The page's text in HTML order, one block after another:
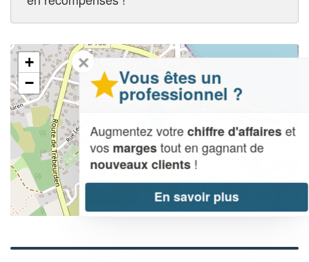
+
−
Leaflet| Map data ©OpenStreetMap contributors,CC-BY-SA
✕
Vous êtes un
professionnel ?
Augmentez votrechiffre d'affaireset
vosmargestout en gagnant de
nouveaux clients!
En savoir plus